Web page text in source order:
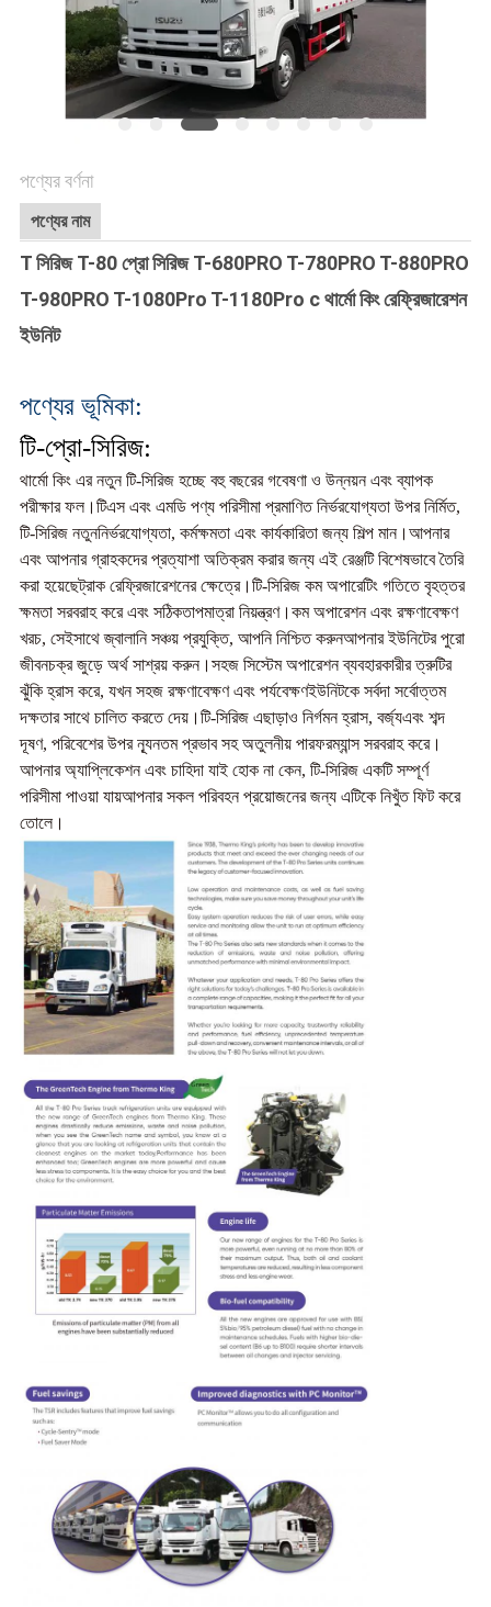
পণ্যের বর্ণনা
পণ্যের নাম
T সিরিজ T-80 প্রো সিরিজ T-680PRO T-780PRO T-880PRO
T-980PRO T-1080Pro T-1180Pro c থার্মো কিং রেফ্রিজারেশন
ইউনিট
পণ্যের ভূমিকা:
টি-প্রো-সিরিজ:
থার্মো কিং এর নতুন টি-সিরিজ হচ্ছে বহু বছরের গবেষণা ও উন্নয়ন এবং ব্যাপক
পরীক্ষার ফল। টিএস এবং এমডি পণ্য পরিসীমা প্রমাণিত নির্ভরযোগ্যতা উপর নির্মিত,
টি-সিরিজ নতুননির্ভরযোগ্যতা, কর্মক্ষমতা এবং কার্যকারিতা জন্য শিল্প মান। আপনার
এবং আপনার গ্রাহকদের প্রত্যাশা অতিক্রম করার জন্য এই রেঞ্জটি বিশেষভাবে তৈরি
করা হয়েছেট্রাক রেফ্রিজারেশনের ক্ষেত্রে। টি-সিরিজ কম অপারেটিং গতিতে বৃহত্তর
ক্ষমতা সরবরাহ করে এবং সঠিকতাপমাত্রা নিয়ন্ত্রণ। কম অপারেশন এবং রক্ষণাবেক্ষণ
খরচ, সেইসাথে জ্বালানি সঞ্চয় প্রযুক্তি, আপনি নিশ্চিত করুনআপনার ইউনিটের পুরো
জীবনচক্র জুড়ে অর্থ সাশ্রয় করুন। সহজ সিস্টেম অপারেশন ব্যবহারকারীর ত্রুটির
ঝুঁকি হ্রাস করে, যখন সহজ রক্ষণাবেক্ষণ এবং পর্যবেক্ষণইউনিটকে সর্বদা সর্বোত্তম
দক্ষতার সাথে চালিত করতে দেয়। টি-সিরিজ এছাড়াও নির্গমন হ্রাস, বর্জ্যএবং শব্দ
দূষণ, পরিবেশের উপর ন্যূনতম প্রভাব সহ অতুলনীয় পারফরম্যান্স সরবরাহ করে।
আপনার অ্যাপ্লিকেশন এবং চাহিদা যাই হোক না কেন, টি-সিরিজ একটি সম্পূর্ণ
পরিসীমা পাওয়া যায়আপনার সকল পরিবহন প্রয়োজনের জন্য এটিকে নিখুঁত ফিট করে
তোলে।